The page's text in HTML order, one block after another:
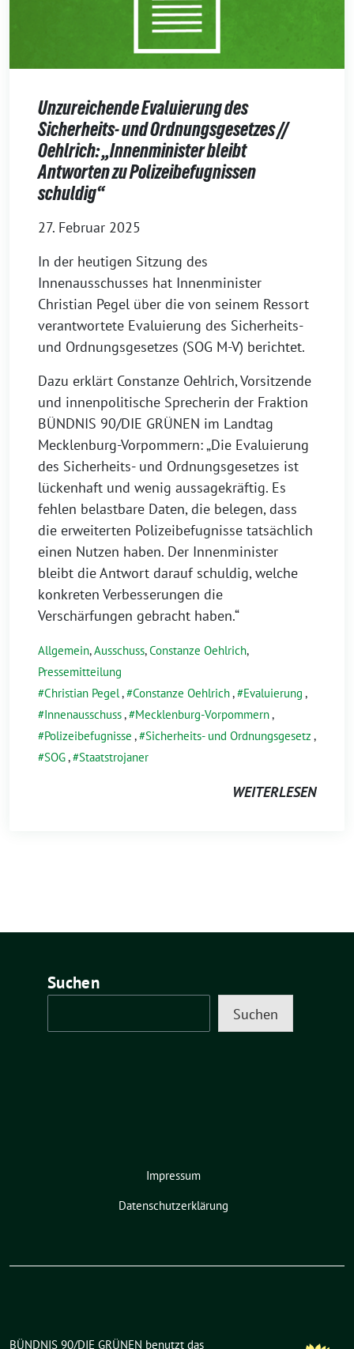
Unzureichende Evaluierung des
Sicherheits- und Ordnungsgesetzes //
Oehlrich: „Innenminister bleibt
Antworten zu Polizeibefugnissen
schuldig“
27. Februar 2025
In der heutigen Sitzung des
Innenausschusses hat Innenminister
Christian Pegel über die von seinem Ressort
verantwortete Evaluierung des Sicherheits-
und Ordnungsgesetzes (SOG M-V) berichtet.
Dazu erklärt Constanze Oehlrich, Vorsitzende
und innenpolitische Sprecherin der Fraktion
BÜNDNIS 90/DIE GRÜNEN im Landtag
Mecklenburg-Vorpommern: „Die Evaluierung
des Sicherheits- und Ordnungsgesetzes ist
lückenhaft und wenig aussagekräftig. Es
fehlen belastbare Daten, die belegen, dass
die erweiterten Polizeibefugnisse tatsächlich
einen Nutzen haben. Der Innenminister
bleibt die Antwort darauf schuldig, welche
konkreten Verbesserungen die
Verschärfungen gebracht haben.“
Allgemein,Ausschuss,Constanze Oehlrich,
Pressemitteilung
Christian Pegel , Constanze Oehlrich, Evaluierung ,
Innenausschuss, Mecklenburg-Vorpommern,
Polizeibefugnisse , Sicherheits- und Ordnungsgesetz ,
SOG, Staatstrojaner
WEITERLESEN
Suchen
Suchen
Impressum
Datenschutzerklärung
BÜNDNIS 90/DIE GRÜNEN benutzt das